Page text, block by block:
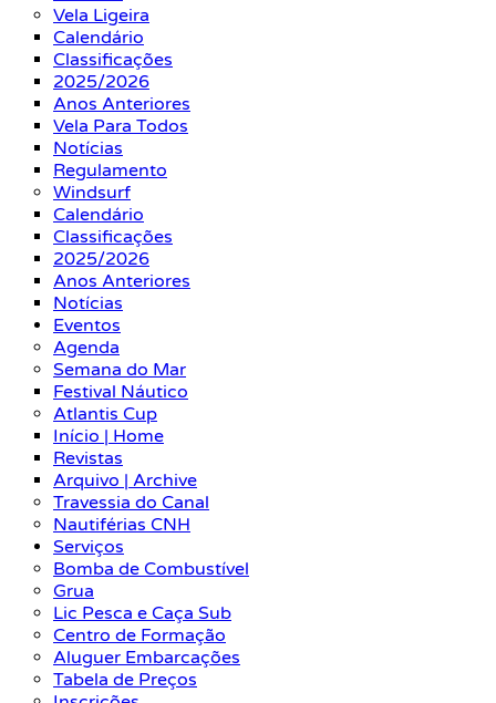
Vela Ligeira
Calendário
Classificações
2025/2026
Anos Anteriores
Vela Para Todos
Notícias
Regulamento
Windsurf
Calendário
Classificações
2025/2026
Anos Anteriores
Notícias
Eventos
Agenda
Semana do Mar
Festival Náutico
Atlantis Cup
Início | Home
Revistas
Arquivo | Archive
Travessia do Canal
Nautiférias CNH
Serviços
Bomba de Combustível
Grua
Lic Pesca e Caça Sub
Centro de Formação
Aluguer Embarcações
Tabela de Preços